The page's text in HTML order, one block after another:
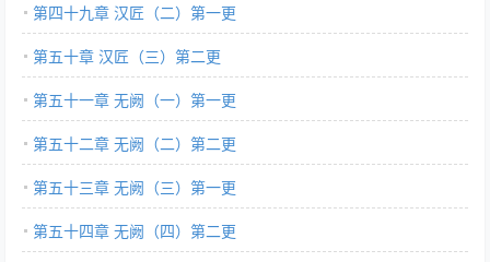
第四十九章 汉匠（二）第一更
第五十章 汉匠（三）第二更
第五十一章 无阙（一）第一更
第五十二章 无阙（二）第二更
第五十三章 无阙（三）第一更
第五十四章 无阙（四）第二更